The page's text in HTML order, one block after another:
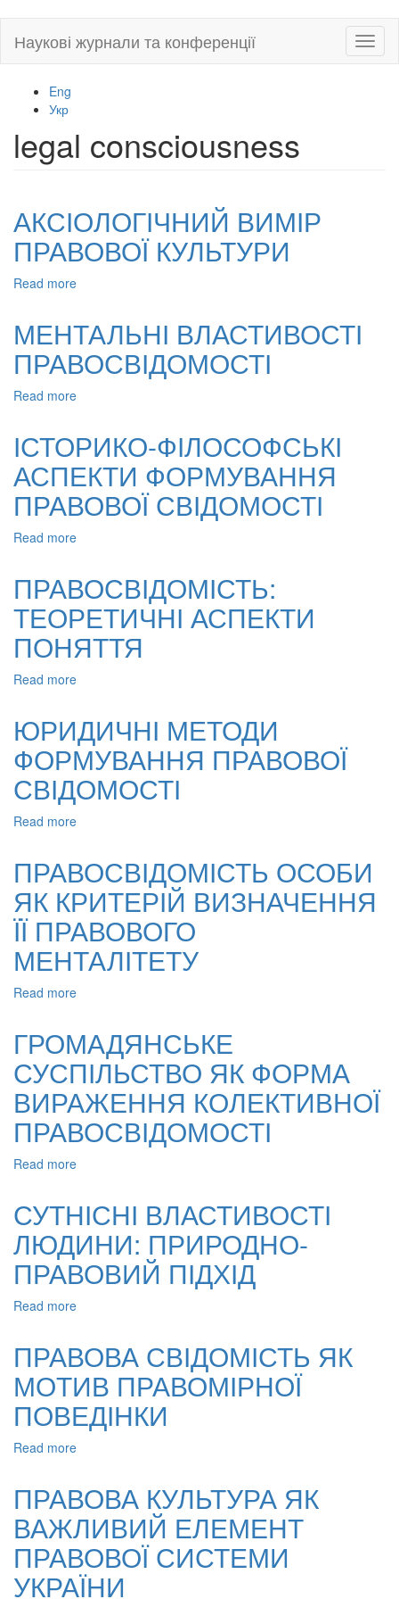
main
Наукові журнали та конференції
Eng
Укр
legal consciousness
АКСІОЛОГІЧНИЙ ВИМІР
ПРАВОВОЇ КУЛЬТУРИ
Read more
ПРАВОВОЇ
КУЛЬТУРИ
МЕНТАЛЬНІ ВЛАСТИВОСТІ
ПРАВОСВІДОМОСТІ
Read more
ПРАВОСВІДОМОСТІ
ІСТОРИКО-ФІЛОСОФСЬКІ
АСПЕКТИ ФОРМУВАННЯ
ПРАВОВОЇ СВІДОМОСТІ
Read more
АСПЕКТИ
ФОРМУВАННЯ
ПРАВОВОЇ
СВІДОМОСТІ
ПРАВОСВІДОМІСТЬ:
ТЕОРЕТИЧНІ АСПЕКТИ
ПОНЯТТЯ
Read more
АСПЕКТИ
ПОНЯТТЯ
ЮРИДИЧНІ МЕТОДИ
ФОРМУВАННЯ ПРАВОВОЇ
СВІДОМОСТІ
Read more
ФОРМУВАННЯ
ПРАВОВОЇ
СВІДОМОСТІ
ПРАВОСВІДОМІСТЬ ОСОБИ
ЯК КРИТЕРІЙ ВИЗНАЧЕННЯ
ЇЇ ПРАВОВОГО
МЕНТАЛІТЕТУ
Read more
ЯК
КРИТЕРІЙ
ВИЗНАЧЕННЯ
ЇЇ
ПРАВОВОГО
МЕНТАЛІТЕТУ
ГРОМАДЯНСЬКЕ
СУСПІЛЬСТВО ЯК ФОРМА
ВИРАЖЕННЯ КОЛЕКТИВНОЇ
ПРАВОСВІДОМОСТІ
Read more
ЯК
ФОРМА
ВИРАЖЕННЯ
КОЛЕКТИВНОЇ
ПРАВОСВІДОМОСТІ
СУТНІСНІ ВЛАСТИВОСТІ
ЛЮДИНИ: ПРИРОДНО-
ПРАВОВИЙ ПІДХІД
Read more
ЛЮДИНИ:
ПРИРОДНО-
ПРАВОВИЙ
ПІДХІД
ПРАВОВА СВІДОМІСТЬ ЯК
МОТИВ ПРАВОМІРНОЇ
ПОВЕДІНКИ
Read more
ЯК
МОТИВ
ПРАВОМІРНОЇ
ПОВЕДІНКИ
ПРАВОВА КУЛЬТУРА ЯК
ВАЖЛИВИЙ ЕЛЕМЕНТ
ПРАВОВОЇ СИСТЕМИ
УКРАЇНИ